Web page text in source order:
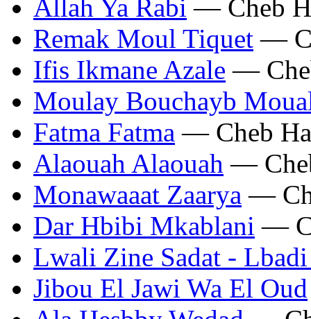
Allah Ya Rabi — Cheb
Remak Moul Tiquet —
Ifis Ikmane Azale —
Moulay Bouchayb
Fatma Fatma — Cheb
Alaouah Alaouah —
Monawaaat Zaarya —
Dar Hbibi Mkablani —
Lwali Zine Sadat -
Jibou El Jawi Wa El Oud